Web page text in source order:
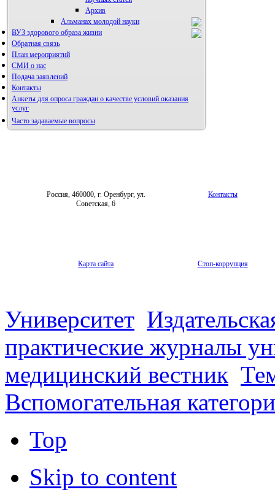
Архив
Альманах молодой науки
Редакция журнала
ВУЗ здорового образа жизни
Фотогалерея
Обратная связь
План мероприятий
СМИ о нас
Подача заявлений
Контакты
Анкеты для опроса граждан о качестве условий оказания
услуг
Часто задаваемые вопросы
Россия, 460000, г. Оренбург, ул.
Советская, 6
Контакты
Карта сайта Стоп-коррупция
Университет
практические журналы
медицинский вестник
Вспомогательная
Top
Skip to content